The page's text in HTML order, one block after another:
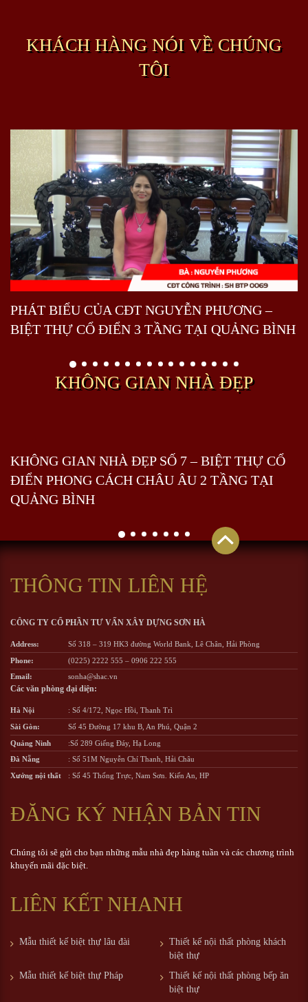
KHÁCH HÀNG NÓI VỀ CHÚNG
TÔI
PHÁT BIỂU CỦA CĐT NGUYỄN PHƯƠNG –
BIỆT THỰ CỔ ĐIỂN 3 TẦNG TẠI QUẢNG BÌNH
KHÔNG GIAN NHÀ ĐẸP
KHÔNG GIAN NHÀ ĐẸP SỐ 7 – BIỆT THỰ CỔ
ĐIỂN PHONG CÁCH CHÂU ÂU 2 TẦNG TẠI
QUẢNG BÌNH
THÔNG TIN LIÊN HỆ
CÔNG TY CỔ PHẦN TƯ VẤN XÂY DỰNG SƠN HÀ
Address:
Số 318 – 319 HK3 đường World Bank, Lê Chân, Hải Phòng
Phone:
(0225) 2222 555 – 0906 222 555
Email:
sonha@shac.vn
Các văn phòng đại diện:
Hà Nội
: Số 4/172, Ngọc Hồi, Thanh Trì
Sài Gòn:
Số 45 Đường 17 khu B, An Phú, Quận 2
Quảng Ninh
:Số 289 Giếng Đáy, Hạ Long
Đà Nẵng
: Số 51M Nguyễn Chí Thanh, Hải Châu
Xưởng nội thất
: Số 45 Thống Trực, Nam Sơn. Kiến An, HP
ĐĂNG KÝ NHẬN BẢN TIN
Chúng tôi sẽ gửi cho bạn những mẫu nhà đẹp hàng tuần và các chương trình
khuyến mãi đặc biệt.
LIÊN KẾT NHANH
Mẫu thiết kế biệt thự lâu đài
Thiết kế nội thất phòng khách
biệt thự
Mẫu thiết kế biệt thự Pháp
Thiết kế nội thất phòng bếp ăn
biệt thự